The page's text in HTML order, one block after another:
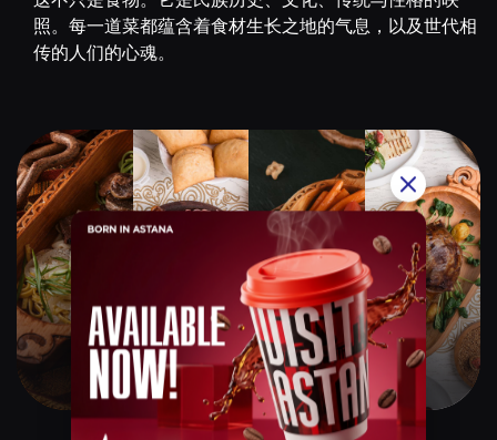
照。每一道菜都蕴含着食材生长之地的气息，以及世代相
传的人们的心魂。
Qazaq Gourmet
$$$$$